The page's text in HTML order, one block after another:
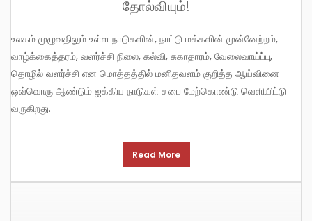
தோல்வியும்!
உலகம் முழுவதிலும் உள்ள நாடுகளின், நாட்டு மக்களின் முன்னேற்றம்,
வாழ்க்கைத்தரம், வளர்ச்சி நிலை, கல்வி, சுகாதாரம், வேலைவாய்ப்பு,
தொழில் வளர்ச்சி என மொத்தத்தில் மனிதவளம் குறித்த ஆய்வினை
ஒவ்வொரு ஆண்டும் ஐக்கிய நாடுகள் சபை மேற்கொண்டு வெளியிட்டு
வருகிறது.
Read More